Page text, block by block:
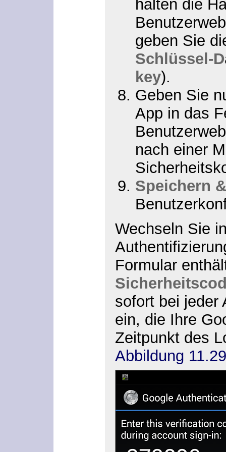
halten die
geben Sie
Schlüssel-D
key).
Geben Sie
App in das
nach einer
Speichern
Wechseln Sie
Formular
sofort bei jeder
ein, die Ihre
Zeitpunkt des
Abbildung 11.29